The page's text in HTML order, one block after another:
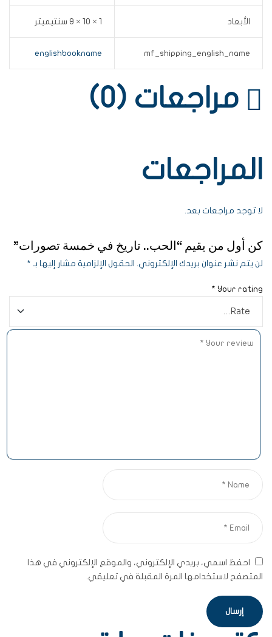
الأبعاد 1 × 10 × 9 سنتيميتر
mf_shipping_english_name
englishbookname
مراجعات (0)
المراجعات
لا توجد مراجعات بعد.
كن أول من يقيم “الحب.. تاريخ في خمسة تصورات”
لن يتم نشر عنوان بريدك الإلكتروني. الحقول الإلزامية مشار إليها بـ *
Your rating
*
احفظ اسمي، بريدي الإلكتروني، والموقع الإلكتروني في هذا
المتصفح لاستخدامها المرة المقبلة في تعليقي.